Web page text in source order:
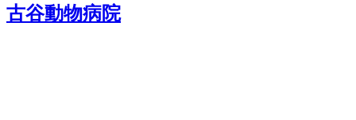
古谷動物病院